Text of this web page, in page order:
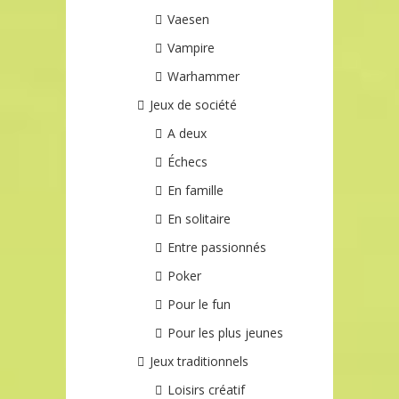
Vaesen
Vampire
Warhammer
Jeux de société
A deux
Échecs
En famille
En solitaire
Entre passionnés
Poker
Pour le fun
Pour les plus jeunes
Jeux traditionnels
Loisirs créatif